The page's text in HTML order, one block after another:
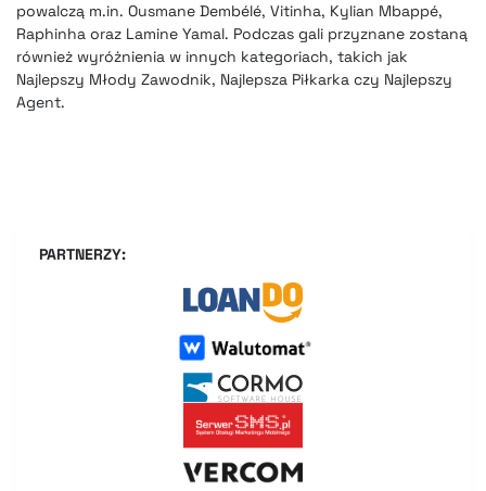
powalczą m.in. Ousmane Dembélé, Vitinha, Kylian Mbappé,
Raphinha oraz Lamine Yamal. Podczas gali przyznane zostaną
również wyróżnienia w innych kategoriach, takich jak
Najlepszy Młody Zawodnik, Najlepsza Piłkarka czy Najlepszy
Agent.
PARTNERZY: